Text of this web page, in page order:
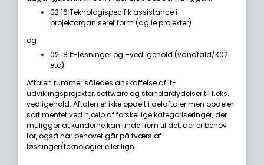
02.16 Teknologispecifik assistance i
projektorganiseret form (agile projekter)
og
02.18 It-løsninger og –vedligehold (vandfald/K02
etc).
Aftalen rummer således anskaffelse af It-
udviklingsprojekter, software og standardydelser til f.eks.
vedligehold. Aftalen er ikke opdelt i delaftaler men opdeler
sortimentet ved hjælp af forskellige kategoriseringer, der
muliggør at kunderne kan finde frem til det, der er behov
for, også når behovet går på tværs af
løsninger/teknologier eller lign.